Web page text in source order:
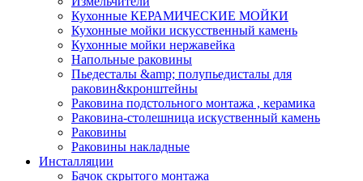
Кухонные КЕРАМИЧЕСКИЕ МОЙКИ
Кухонные мойки искусственный камень
Кухонные мойки нержавейка
Напольные раковины
Пьедесталы &amp; полупьедисталы для
раковин&кронштейны
Раковина подстольного монтажа , керамика
Раковина-столешница искуственный камень
Раковины
Раковины накладные
Инсталляции
Бачок скрытого монтажа